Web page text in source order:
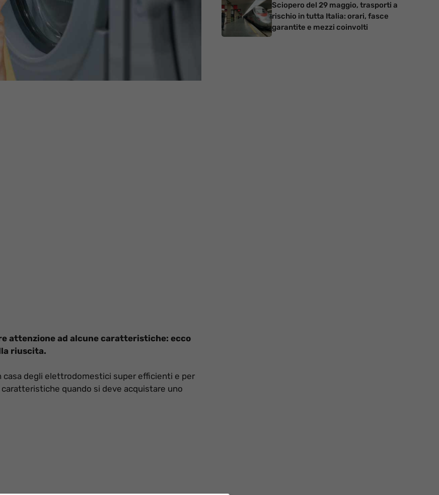
attenzione ad alcune caratteristiche: ecco
riuscita.
degli elettrodomestici super efficienti e per
quando si deve acquistare uno
Sciopero del 29 maggio, trasporti a
rischio in tutta Italia: orari, fasce
garantite e mezzi coinvolti